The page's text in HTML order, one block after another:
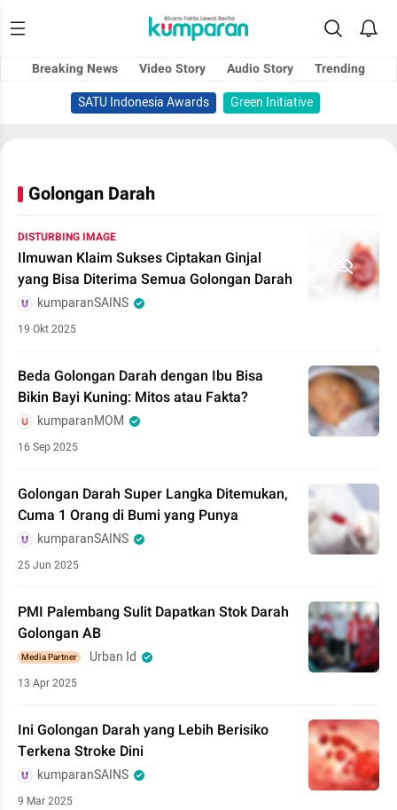
Breaking News Video Story Audio Story
Trending
SATU Indonesia Awards
Green Initiative
Golongan Darah
DISTURBING IMAGE
Ilmuwan Klaim Sukses Ciptakan Ginjal
yang Bisa Diterima Semua Golongan Darah
kumparanSAINS
19 Okt 2025
Beda Golongan Darah dengan Ibu Bisa
Bikin Bayi Kuning: Mitos atau Fakta?
kumparanMOM
16 Sep 2025
Golongan Darah Super Langka Ditemukan,
Cuma 1 Orang di Bumi yang Punya
kumparanSAINS
25 Jun 2025
PMI Palembang Sulit Dapatkan Stok Darah
Golongan AB
Media Partner Urban Id
13 Apr 2025
Ini Golongan Darah yang Lebih Berisiko
Terkena Stroke Dini
kumparanSAINS
9 Mar 2025